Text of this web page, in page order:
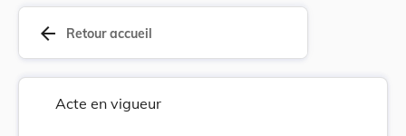
arrow_back Retour accueil
Acte en vigueur